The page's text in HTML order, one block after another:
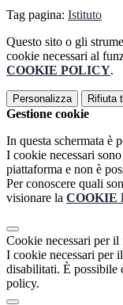
Tag pagina: Istituto
Questo sito o gli
cookie necessari al
COOKIE POLICY.
Personalizza Rifiuta
Gestione cookie
In questa schermata è
I cookie necessari
piattaforma e non è
Per conoscere quali
visionare la COOKIE
Cookie necessari per
I cookie necessari per
disabilitati. È possibile
policy.